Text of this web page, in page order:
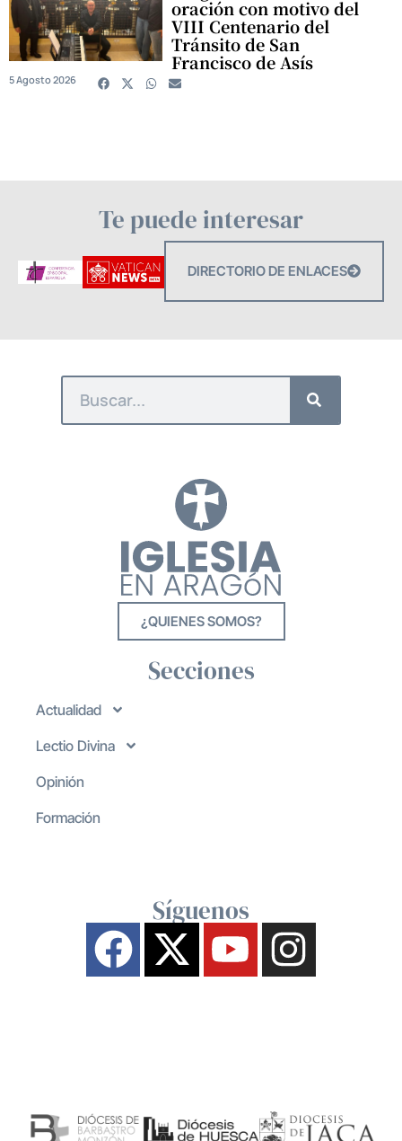
oración con motivo del
VIII Centenario del
Tránsito de San
Francisco de Asís
5 Agosto 2026
Te puede interesar
DIRECTORIO DE ENLACES
¿QUIENES SOMOS?
Secciones
Actualidad
Lectio Divina
Opinión
Formación
Síguenos